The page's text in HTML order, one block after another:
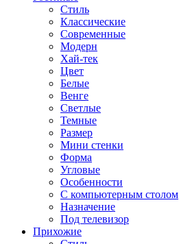
Стиль
Классические
Современные
Модерн
Хай-тек
Цвет
Белые
Венге
Светлые
Темные
Размер
Мини стенки
Форма
Угловые
Особенности
С компьютерным столом
Назначение
Под телевизор
Прихожие